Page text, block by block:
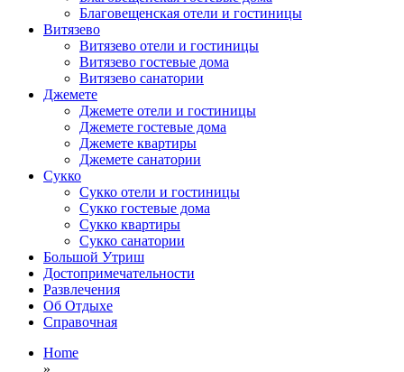
Благовещенская отели и гостиницы
Витязево
Витязево отели и гостиницы
Витязево гостевые дома
Витязево санатории
Джемете
Джемете отели и гостиницы
Джемете гостевые дома
Джемете квартиры
Джемете санатории
Сукко
Сукко отели и гостиницы
Сукко гостевые дома
Сукко квартиры
Сукко санатории
Большой Утриш
Достопримечательности
Развлечения
Об Отдыхе
Справочная
Home
»